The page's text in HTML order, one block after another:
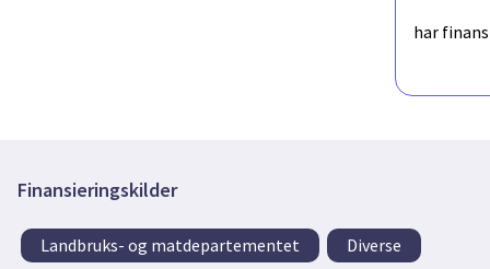
har
Finansieringskilder
Landbruks- og matdepartementet Diverse